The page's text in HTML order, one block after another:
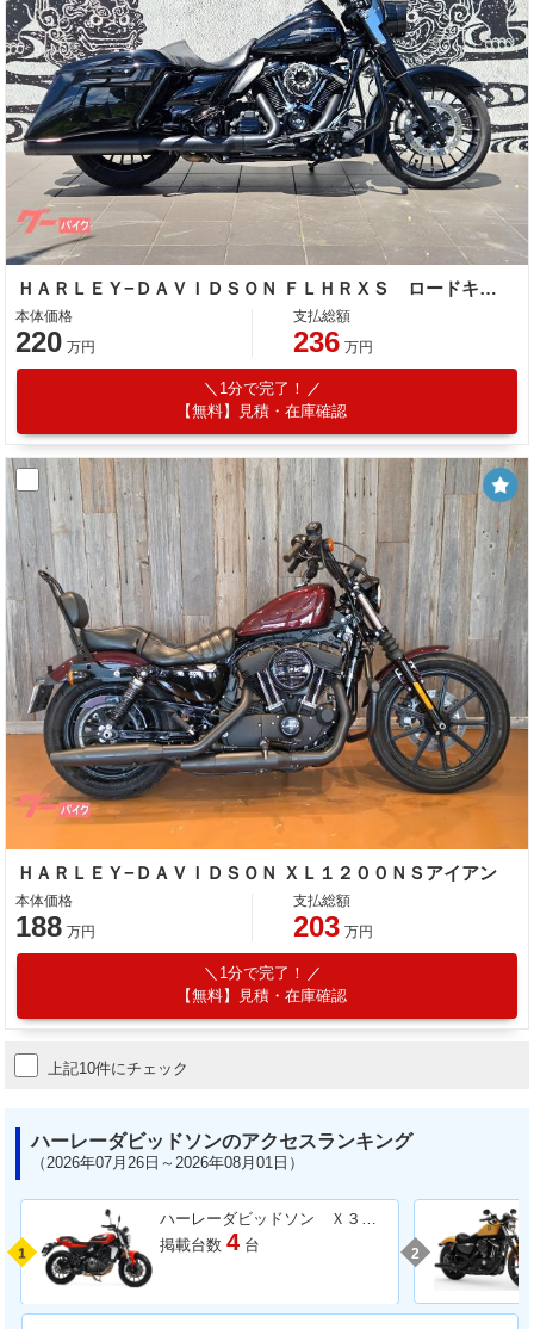
ＨＡＲＬＥＹ−ＤＡＶＩＤＳＯＮ ＦＬＨＲＸＳ ロードキングスペシャル 委託販売車両
本体価格
220 万円
支払総額
236 万円
1分で完了！
【無料】見積・在庫確認
ＨＡＲＬＥＹ−ＤＡＶＩＤＳＯＮ ＸＬ１２００ＮＳアイアン
本体価格
188 万円
支払総額
203 万円
1分で完了！
【無料】見積・在庫確認
上記10件にチェック
ハーレーダビッドソンのアクセスランキング
（2026年07月26日～2026年08月01日）
1
ハーレーダビッドソン Ｘ３５０
掲載台数 4 台
2